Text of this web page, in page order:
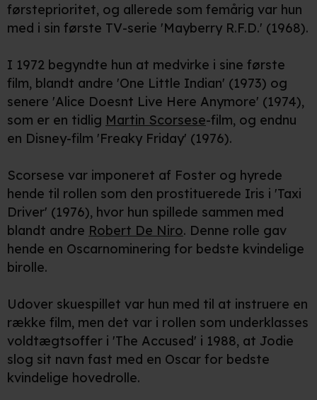
førsteprioritet, og allerede som femårig var hun
med i sin første TV-serie 'Mayberry R.F.D.' (1968).
I 1972 begyndte hun at medvirke i sine første
film, blandt andre 'One Little Indian' (1973) og
senere 'Alice Doesnt Live Here Anymore' (1974),
som er en tidlig Martin Scorsese-film, og endnu
en Disney-film 'Freaky Friday' (1976).
Scorsese var imponeret af Foster og hyrede
hende til rollen som den prostituerede Iris i 'Taxi
Driver' (1976), hvor hun spillede sammen med
blandt andre Robert De Niro. Denne rolle gav
hende en Oscarnominering for bedste kvindelige
birolle.
Udover skuespillet var hun med til at instruere en
række film, men det var i rollen som underklasses
voldtægtsoffer i 'The Accused' i 1988, at Jodie
slog sit navn fast med en Oscar for bedste
kvindelige hovedrolle.